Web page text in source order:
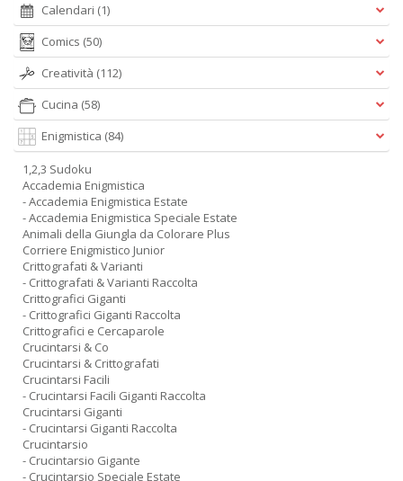
Calendari (1)
Comics (50)
Creatività (112)
Cucina (58)
Enigmistica (84)
1,2,3 Sudoku
Accademia Enigmistica
- Accademia Enigmistica Estate
- Accademia Enigmistica Speciale Estate
Animali della Giungla da Colorare Plus
Corriere Enigmistico Junior
Crittografati & Varianti
- Crittografati & Varianti Raccolta
Crittografici Giganti
- Crittografici Giganti Raccolta
Crittografici e Cercaparole
Crucintarsi & Co
Crucintarsi & Crittografati
Crucintarsi Facili
- Crucintarsi Facili Giganti Raccolta
Crucintarsi Giganti
- Crucintarsi Giganti Raccolta
Crucintarsio
- Crucintarsio Gigante
- Crucintarsio Speciale Estate